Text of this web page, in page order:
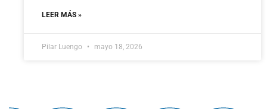
LEER MÁS »
Pilar Luengo mayo 18, 2026